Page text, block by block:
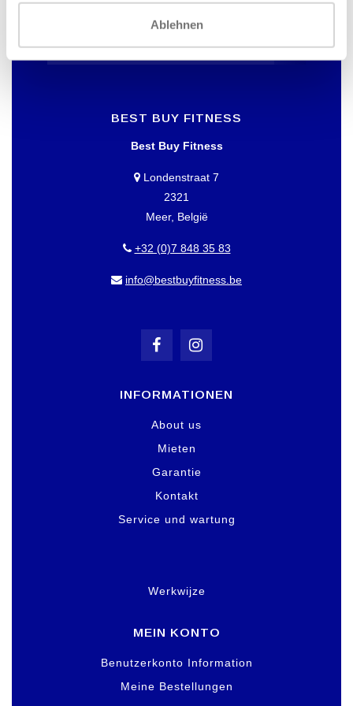
Ablehnen
Dann abonnieren Sie unseren Newsletter!
BEST BUY FITNESS
Best Buy Fitness
Londenstraat 7
2321
Meer, België
+32 (0)7 848 35 83
info@bestbuyfitness.be
INFORMATIONEN
About us
Mieten
Garantie
Kontakt
Service und wartung
Werkwijze
MEIN KONTO
Benutzerkonto Information
Meine Bestellungen